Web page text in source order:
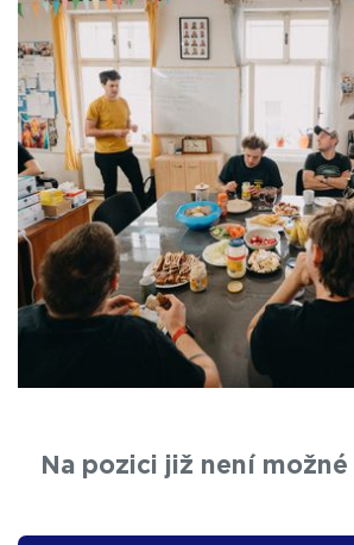
Na pozici již není